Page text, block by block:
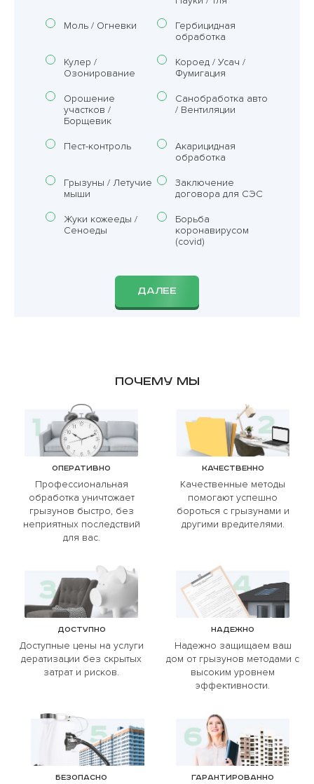
Моль / Огневки
Гербицидная
обработка
Кулер /
Озонирование
Короед / Усач /
Фумигация
Орошение
участков /
Борщевик
Санобработка авто
/ Вентиляции
Пест-контроль
Акарицидная
обработка
Грызуны / Летучие
мыши
Заключение
договора для СЭС
Жуки кожееды /
Сеноеды
Борьба
коронавирусом
(covid)
ДАЛЕЕ
Почему мы
Оперативно
Профессиональная
обработка уничтожает
грызунов быстро, без
неприятных последствий
для вас.
Качественно
Качественные методы
помогают успешно
бороться с грызунами и
другими вредителями.
Доступно
Доступные цены на услуги
дератизации без скрытых
затрат и рисков.
Надежно
Надежно защищаем ваш
дом от грызунов методами с
высоким уровнем
эффективности.
Безопасно Гарантированно